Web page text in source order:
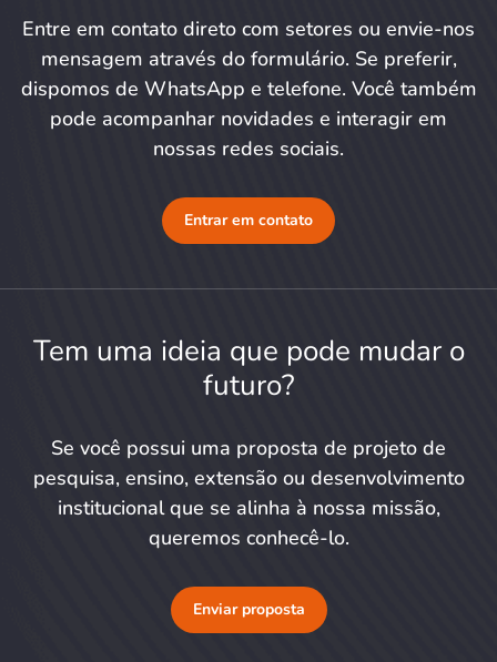
Entre em contato direto com setores ou envie-nos
mensagem através do formulário. Se preferir,
dispomos de WhatsApp e telefone. Você também
pode acompanhar novidades e interagir em
nossas redes sociais.
Entrar em contato
Tem uma ideia que pode mudar o
futuro?
Se você possui uma proposta de projeto de
pesquisa, ensino, extensão ou desenvolvimento
institucional que se alinha à nossa missão,
queremos conhecê-lo.
Enviar proposta